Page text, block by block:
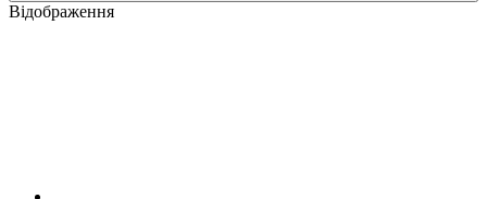
Відображення